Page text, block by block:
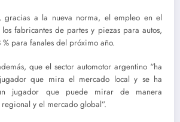
gracias a la nueva norma, el empleo en el
fabricantes de partes y piezas para autos,
para fanales del próximo año.
que el sector automotor argentino “ha
que mira el mercado local y se ha
jugador que puede mirar de manera
y el mercado global”.